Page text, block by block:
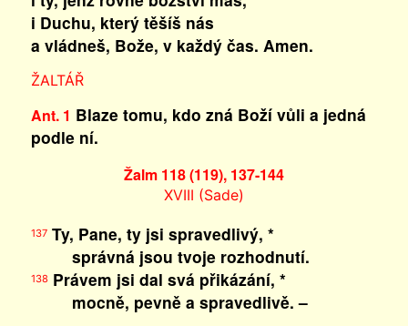
i Duchu, který těšíš nás
a vládneš, Bože, v každý čas. Amen.
ŽALTÁŘ
Ant. 1 Blaze tomu, kdo zná Boží vůli a jedná
podle ní.
Žalm 118 (119), 137-144
XVIII (Sade)
137Ty, Pane, ty jsi spravedlivý, *
správná jsou tvoje rozhodnutí.
138 Právem jsi dal svá přikázání, *
mocně, pevně a spravedlivě. –